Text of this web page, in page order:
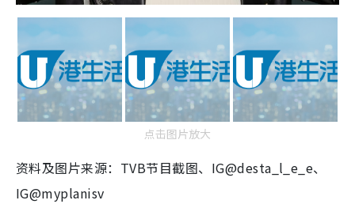
点击图片放大
资料及图片来源：TVB节目截图、IG@desta_l_e_e、
IG@myplanisv